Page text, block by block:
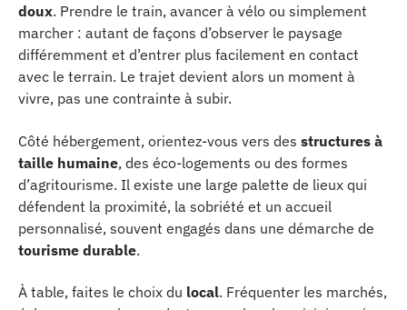
doux. Prendre le train, avancer à vélo ou simplement
marcher : autant de façons d’observer le paysage
différemment et d’entrer plus facilement en contact
avec le terrain. Le trajet devient alors un moment à
vivre, pas une contrainte à subir.
Côté hébergement, orientez-vous vers des structures à
taille humaine, des éco-logements ou des formes
d’agritourisme. Il existe une large palette de lieux qui
défendent la proximité, la sobriété et un accueil
personnalisé, souvent engagés dans une démarche de
tourisme durable.
À table, faites le choix du local. Fréquenter les marchés,